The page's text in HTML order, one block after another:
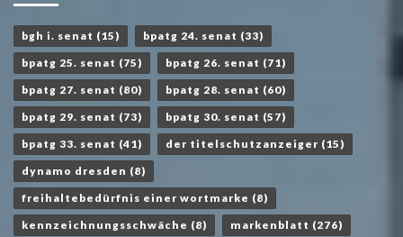
bgh i. senat (15) bpatg 24. senat (33)
bpatg 25. senat (75) bpatg 26. senat (71)
bpatg 27. senat (80) bpatg 28. senat (60)
bpatg 29. senat (73) bpatg 30. senat (57)
bpatg 33. senat (41) der titelschutzanzeiger (15)
dynamo dresden (8)
freihaltebedürfnis einer wortmarke (8)
kennzeichnungsschwäche (8) markenblatt (276)